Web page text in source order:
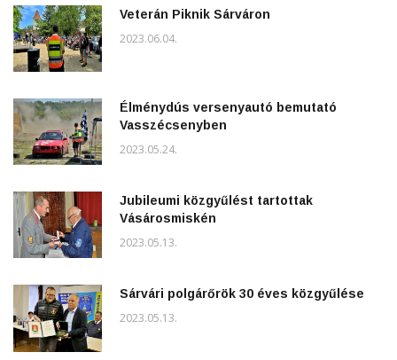
Veterán Piknik Sárváron
2023.06.04.
Élménydús versenyautó bemutató
Vasszécsenyben
2023.05.24.
Jubileumi közgyűlést tartottak
Vásárosmiskén
2023.05.13.
Sárvári polgárőrök 30 éves közgyűlése
2023.05.13.